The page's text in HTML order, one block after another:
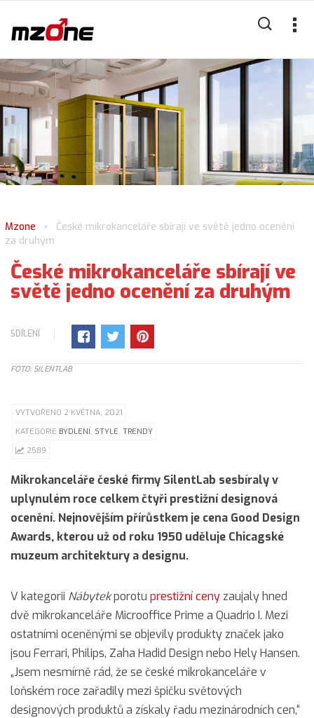
Mzone >
České mikrokanceláře sbírají ve světě jedno ocenění
za druhým
České mikrokanceláře sbírají ve
světě jedno ocenění za druhým
SDÍLENÍ
FOTO: SILENTLAB
VYTVOŘENO 2 KVĚTNA, 2021
KATEGORIE BYDLENÍ, STYLE, TRENDY
2589
Mikrokanceláře české firmy SilentLab sesbíraly v
uplynulém roce celkem čtyři prestižní designová
ocenění. Nejnovějším přírůstkem je cena Good Design
Awards, kterou už od roku 1950 uděluje Chicagské
muzeum architektury a designu.
V kategorii Nábytekporotu prestižní ceny zaujaly hned
dvě mikrokanceláře Microoffice Prime a Quadrio I. Mezi
ostatními oceněnými se objevily produkty značek jako
jsou Ferrari, Philips, Zaha Hadid Design nebo Hely Hansen.
„Jsem nesmírně rád, že se české mikrokanceláře v
loňském roce zařadily mezi špičku světových
designových produktů a získaly řadu mezinárodních cen,“